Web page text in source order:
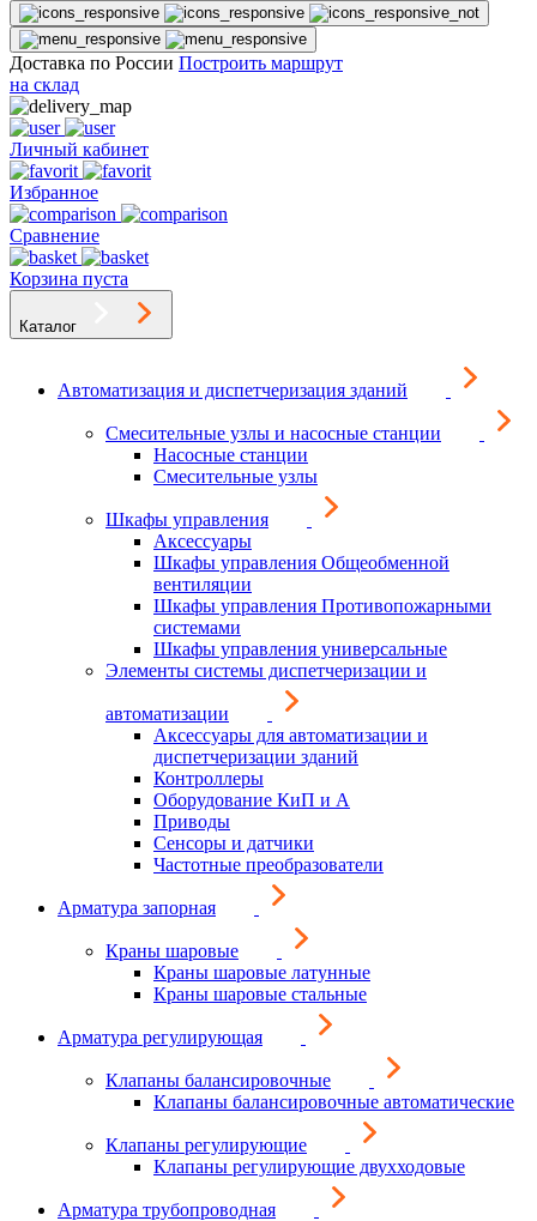
Доставка по России Построить маршрут
на склад
Личный кабинет
Избранное
Сравнение
Корзина пуста
Каталог
Автоматизация и диспетчеризация зданий
Смесительные узлы и насосные станции
Насосные станции
Смесительные узлы
Шкафы управления
Аксессуары
Шкафы управления Общеобменной
вентиляции
Шкафы управления Противопожарными
системами
Шкафы управления универсальные
Элементы системы диспетчеризации и
автоматизации
Аксессуары для автоматизации и
диспетчеризации зданий
Контроллеры
Оборудование КиП и А
Приводы
Сенсоры и датчики
Частотные преобразователи
Арматура запорная
Краны шаровые
Краны шаровые латунные
Краны шаровые стальные
Арматура регулирующая
Клапаны балансировочные
Клапаны балансировочные автоматические
Клапаны регулирующие
Клапаны регулирующие двухходовые
Арматура трубопроводная